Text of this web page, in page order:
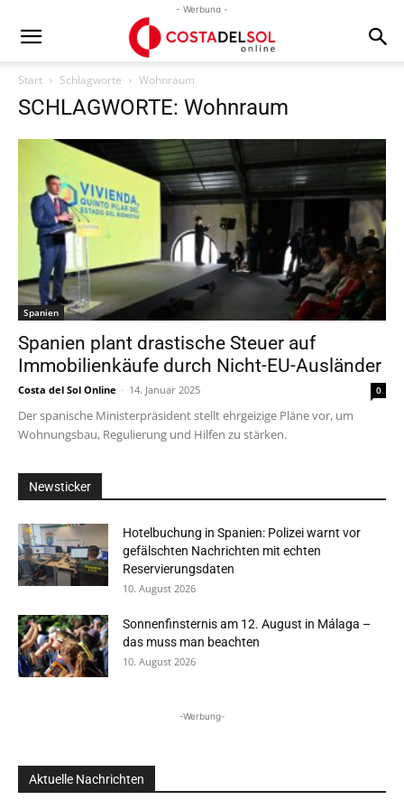
- Werbung -
Start Schlagworte Wohnraum
SCHLAGWORTE: Wohnraum
Spanien
Spanien plant drastische Steuer auf
Immobilienkäufe durch Nicht-EU-Ausländer
Costa del Sol Online - 14. Januar 2025 0
Der spanische Ministerpräsident stellt ehrgeizige Pläne vor, um
Wohnungsbau, Regulierung und Hilfen zu stärken.
Newsticker
Hotelbuchung in Spanien: Polizei warnt vor
gefälschten Nachrichten mit echten
Reservierungsdaten
10. August 2026
Sonnenfinsternis am 12. August in Málaga –
das muss man beachten
10. August 2026
-Werbung-
Aktuelle Nachrichten